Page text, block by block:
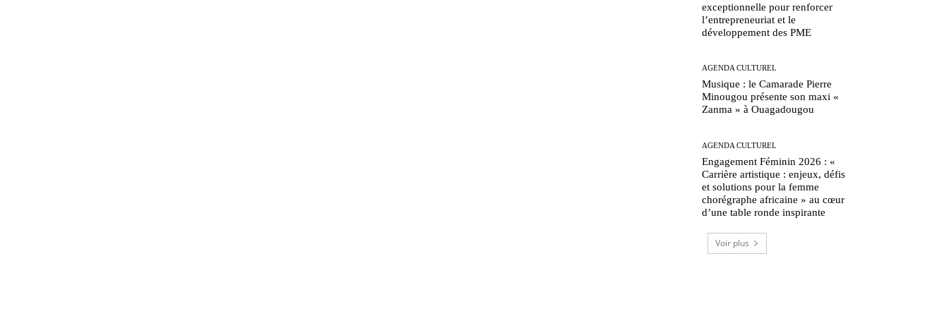
exceptionnelle pour renforcer
l’entrepreneuriat et le
développement des PME
AGENDA CULTUREL
Musique : le Camarade Pierre
Minougou présente son maxi «
Zanma » à Ouagadougou
AGENDA CULTUREL
Engagement Féminin 2026 : «
Carrière artistique : enjeux, défis
et solutions pour la femme
chorégraphe africaine » au cœur
d’une table ronde inspirante
Voir plus